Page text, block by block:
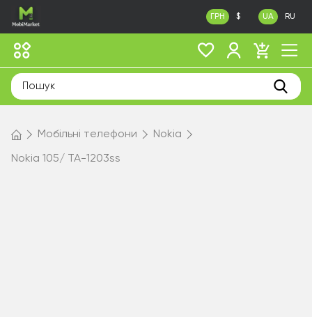
ГРН $ UA RU
Мобільні телефони Nokia
Nokia 105/ TA-1203ss